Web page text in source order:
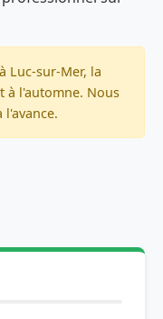
Luc-sur-Mer, la
à l'automne. Nous